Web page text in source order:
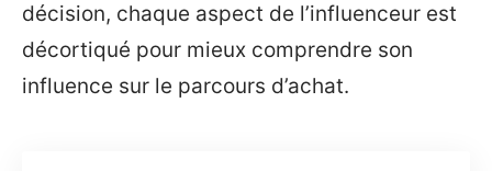
décision, chaque aspect de l’influenceur est
décortiqué pour mieux comprendre son
influence sur le parcours d’achat.